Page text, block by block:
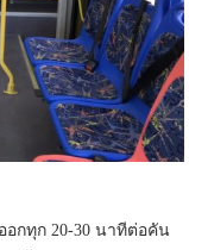
อกทุก 20-30 นาทีต่อคัน